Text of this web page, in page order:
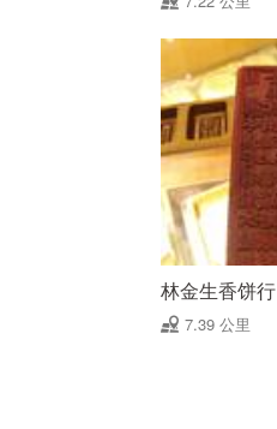
林金生香饼行
7.39 公里